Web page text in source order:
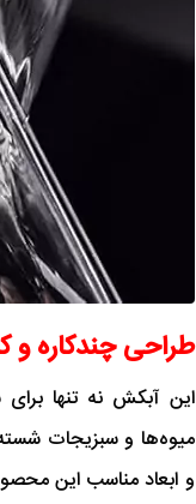
طراحی چندکاره و
این آبکش نه تنها
میوه‌ها و سبزیجات
و ابعاد مناسب این